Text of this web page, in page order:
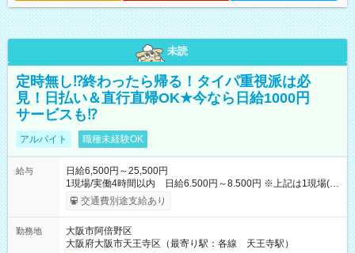
未読
定時無し⁉終わったら帰る！タイパ重視派は必
見！日払い＆直行直帰OK★今なら日給1000円
サービスも⁉
アルバイト 職種未経験OK
給与
日給6,500円～25,500円
1現場/実働4時間以内 日給6.500円～8.500円 ※上記は1現場(実
働4時間以内)あたりの給与です ※基本は1日あたり2現場(実働8
時間以内)をお任せします。その場合の支給額は日給1,3000円で
～」ですが、今なら初出勤をした人は採用祝いで【日給+1.000
円】のボーナスが！★（その他待遇に変更ありません） 現場に
交通費別途支給あり
勤務地
大阪市阿倍野区
大阪府大阪市天王寺区（最寄り駅：各線 天王寺駅）